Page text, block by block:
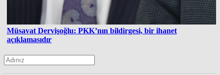
Müsavat Dervişoğlu: PKK’nın bildirgesi, bir ihanet
açıklamasıdır